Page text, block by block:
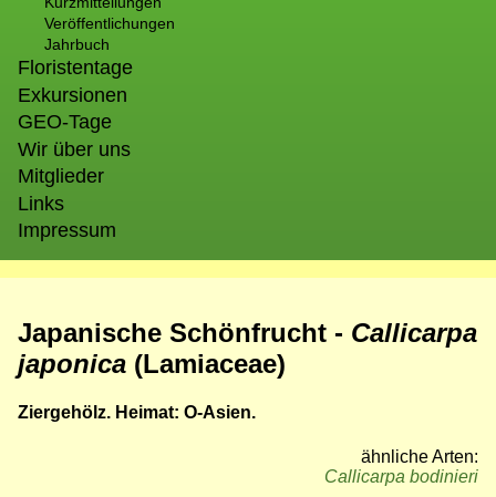
Veröffentlichungen
Jahrbuch
Floristentage
Exkursionen
GEO-Tage
Wir über uns
Mitglieder
Links
Impressum
Japanische Schönfrucht - Callicarpa
japonica (Lamiaceae)
Ziergehölz. Heimat: O-Asien.
ähnliche Arten:
Callicarpa bodinieri